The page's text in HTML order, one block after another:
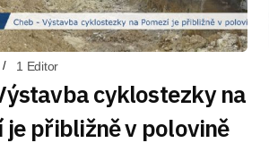
1 Editor
cyklostezky na
je přibližně v polovině